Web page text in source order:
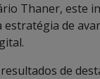
Thaner, este
de
de